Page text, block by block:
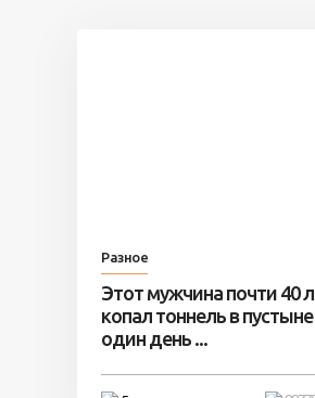
Разное
Этот мужчина почти 40
копал тоннель в
один день ...